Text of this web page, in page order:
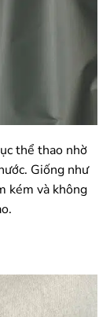
thể thao nhờ
Giống như
kém và không